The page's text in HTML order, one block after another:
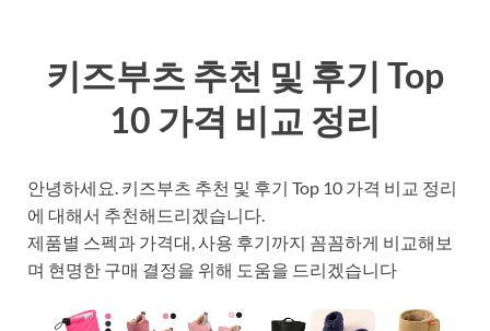
키즈부츠 추천 및 후기 Top
10 가격 비교 정리
안녕하세요. 키즈부츠 추천 및 후기 Top 10 가격 비교 정리
에 대해서 추천해드리겠습니다.
제품별 스펙과 가격대, 사용 후기까지 꼼꼼하게 비교해보
며 현명한 구매 결정을 위해 도움을 드리겠습니다